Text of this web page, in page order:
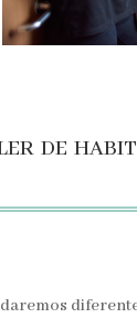
de